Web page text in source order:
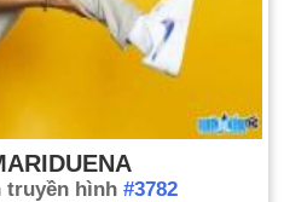
truyền hình #3782